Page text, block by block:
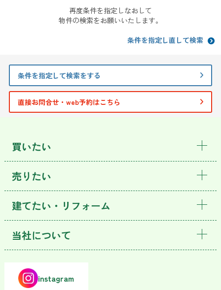
再度条件を指定しなおして
物件の検索をお願いいたします。
条件を指定し直して検索
条件を指定して検索をする
直接お問合せ・web予約はこちら
買いたい
売りたい
建てたい・リフォーム
当社について
instagram